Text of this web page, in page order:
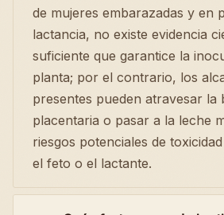
de mujeres embarazadas y en
lactancia, no existe evidencia
suficiente que garantice la
planta; por el contrario, los
presentes pueden atravesar la
placentaria o pasar a la leche
riesgos potenciales de
el feto o el lactante.